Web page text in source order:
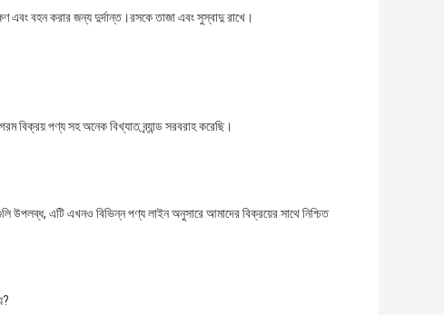
এবং বহন করার জন্য দুর্দান্ত।রসকে তাজা এবং সুস্বাদু রাখে।
বিক্রয় পণ্য সহ অনেক বিখ্যাত ব্র্যান্ড সরবরাহ করেছি।
এটি এখনও বিভিন্ন পণ্য লাইন অনুসারে আমাদের বিক্রয়ের সাথে নিশ্চিত